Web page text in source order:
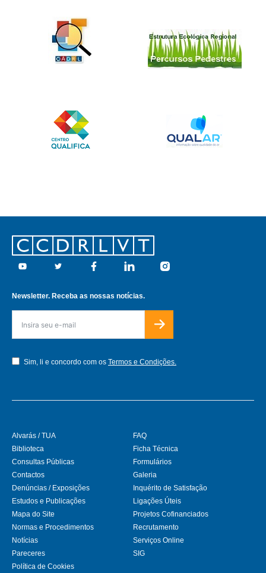
Footer
Youtube Twitter Facebook Linkedin Instagram
Newsletter. Receba as nossas notícias.
Sim, li e concordo com os Termos e Condições.
Alvarás / TUA
Biblioteca
Consultas Públicas
Contactos
Denúncias / Exposições
Estudos e Publicações
FAQ
Ficha Técnica
Formulários
Galeria
Inquérito de Satisfação
Ligações Úteis
Mapa do Site
Normas e Procedimentos
Notícias
Pareceres
Política de Cookies
Projetos Cofinanciados
Recrutamento
Serviços Online
SIG